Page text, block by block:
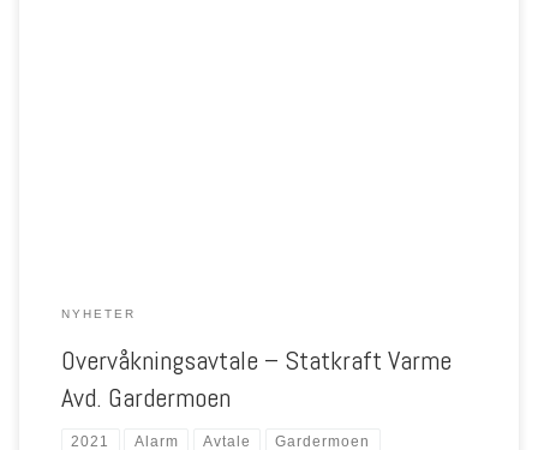
NYHETER
Overvåkningsavtale – Statkraft Varme
Avd. Gardermoen
2021 Alarm Avtale Gardermoen